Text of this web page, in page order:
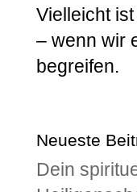
Vielleicht
– wenn wir
begreifen.
Neueste
Dein